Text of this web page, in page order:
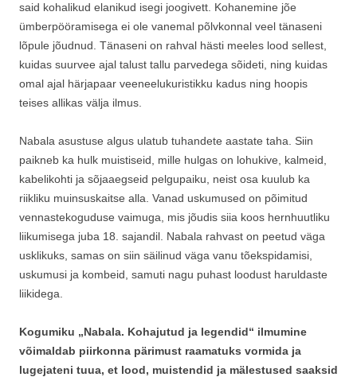
said kohalikud elanikud isegi joogivett. Kohanemine jõe
ümberpööramisega ei ole vanemal põlvkonnal veel tänaseni
lõpule jõudnud. Tänaseni on rahval hästi meeles lood sellest,
kuidas suurvee ajal talust tallu parvedega sõideti, ning kuidas
omal ajal härjapaar veeneelukuristikku kadus ning hoopis
teises allikas välja ilmus.
Nabala asustuse algus ulatub tuhandete aastate taha. Siin
paikneb ka hulk muistiseid, mille hulgas on lohukive, kalmeid,
kabelikohti ja sõjaaegseid pelgupaiku, neist osa kuulub ka
riikliku muinsuskaitse alla. Vanad uskumused on põimitud
vennastekoguduse vaimuga, mis jõudis siia koos hernhuutliku
liikumisega juba 18. sajandil. Nabala rahvast on peetud väga
usklikuks, samas on siin säilinud väga vanu tõekspidamisi,
uskumusi ja kombeid, samuti nagu puhast loodust haruldaste
liikidega.
Kogumiku „Nabala. Kohajutud ja legendid“ ilmumine
võimaldab piirkonna pärimust raamatuks vormida ja
lugejateni tuua, et lood, muistendid ja mälestused saaksid